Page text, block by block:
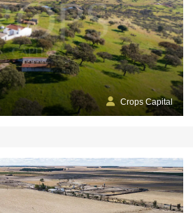
Crops Capital